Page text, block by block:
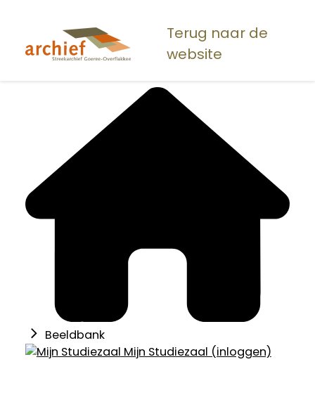
naar
Terug naar de
website
Beeldbank
Mijn Studiezaal (inloggen)